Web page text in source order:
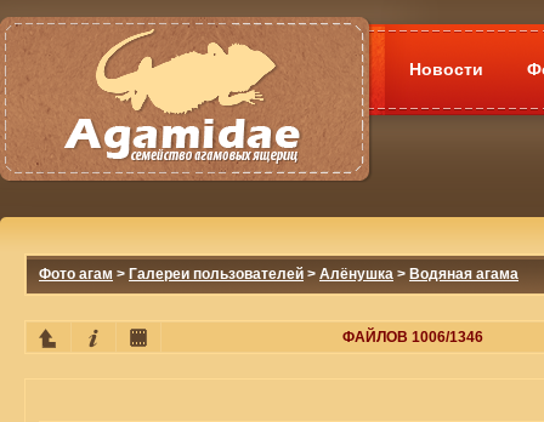
Новости
Фото агам > Галереи пользователей > Алёнушка > Водяная агама
ФАЙЛОВ 1006/1346